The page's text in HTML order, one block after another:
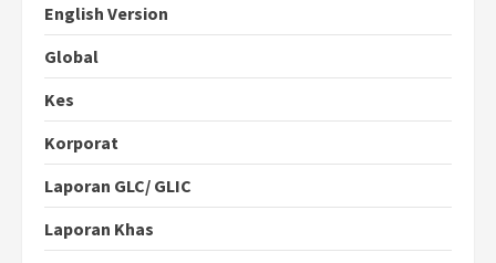
English Version
Global
Kes
Korporat
Laporan GLC/ GLIC
Laporan Khas